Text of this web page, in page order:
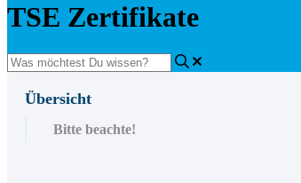
TSE Zertifikate
Übersicht
Bitte beachte!